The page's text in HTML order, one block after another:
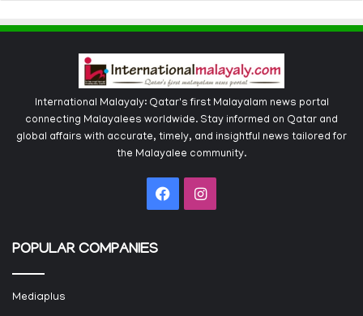
International Malayaly: Qatar's first Malayalam news portal
connecting Malayalees worldwide. Stay informed on Qatar and
global affairs with accurate, timely, and insightful news tailored for
the Malayalee community.
FacebookInstagram
POPULAR COMPANIES
Mediaplus